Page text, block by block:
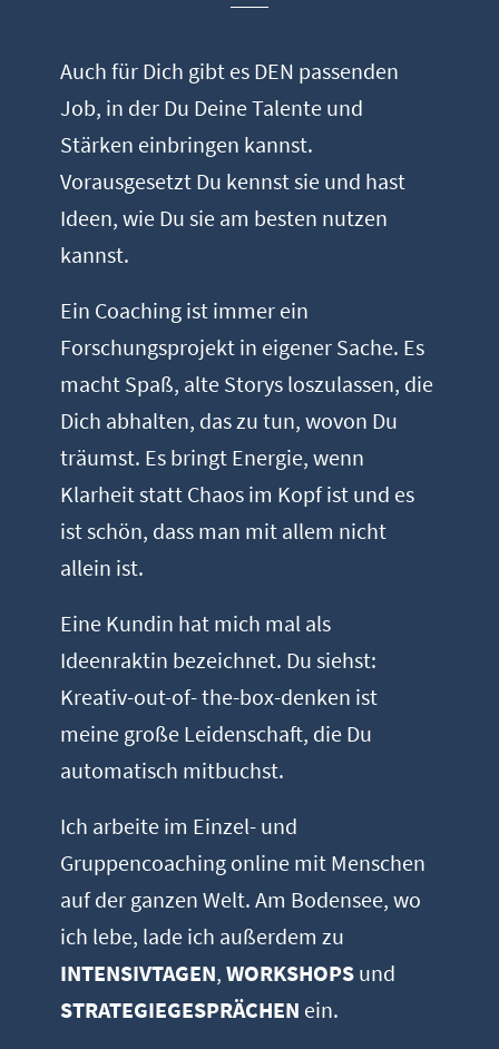
Auch für Dich gibt es DEN passenden
Job, in der Du Deine Talente und
Stärken einbringen kannst.
Vorausgesetzt Du kennst sie und hast
Ideen, wie Du sie am besten nutzen
kannst.
Ein Coaching ist immer ein
Forschungsprojekt in eigener Sache. Es
macht Spaß, alte Storys loszulassen, die
Dich abhalten, das zu tun, wovon Du
träumst. Es bringt Energie, wenn
Klarheit statt Chaos im Kopf ist und es
ist schön, dass man mit allem nicht
allein ist.
Eine Kundin hat mich mal als
Ideenraktin bezeichnet. Du siehst:
Kreativ-out-of- the-box-denken ist
meine große Leidenschaft, die Du
automatisch mitbuchst.
Ich arbeite im Einzel- und
Gruppencoaching online mit Menschen
auf der ganzen Welt. Am Bodensee, wo
ich lebe, lade ich außerdem zu
INTENSIVTAGEN, WORKSHOPSund
STRATEGIEGESPRÄCHEN ein.